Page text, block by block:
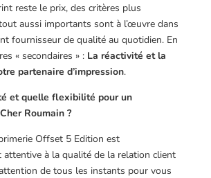
reste le prix, des critères plus
aussi importants sont à l’œuvre dans
fournisseur de qualité au quotidien. En
« secondaires » : La réactivité et la
partenaire d’impression.
et quelle flexibilité pour un
Roumain ?
Offset 5 Edition est
attentive à la qualité de la relation client
de tous les instants pour vous